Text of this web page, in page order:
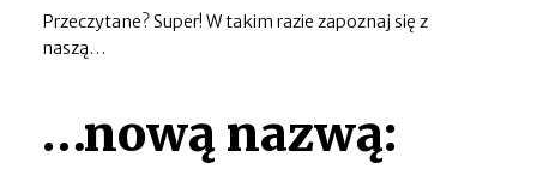
Przeczytane? Super! W takim razie zapoznaj się z
naszą…
…nową nazwą: